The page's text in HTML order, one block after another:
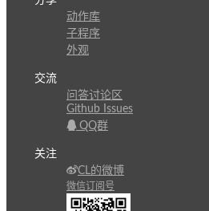
动作库
子程序
外观
交流
问答讨论区
Github Issues
QQ群
关注
CL的微博
微信订阅号